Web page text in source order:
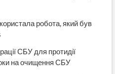
робота, який був
СБУ для протидії
на очищення СБУ